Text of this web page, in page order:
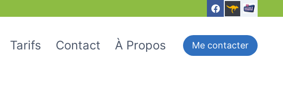
Tarifs Contact À Propos Me contacter